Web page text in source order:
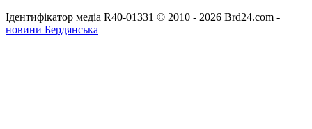
Ідентифікатор медіа R40-01331 © 2010 - 2026 Brd24.com -
новини Бердянська